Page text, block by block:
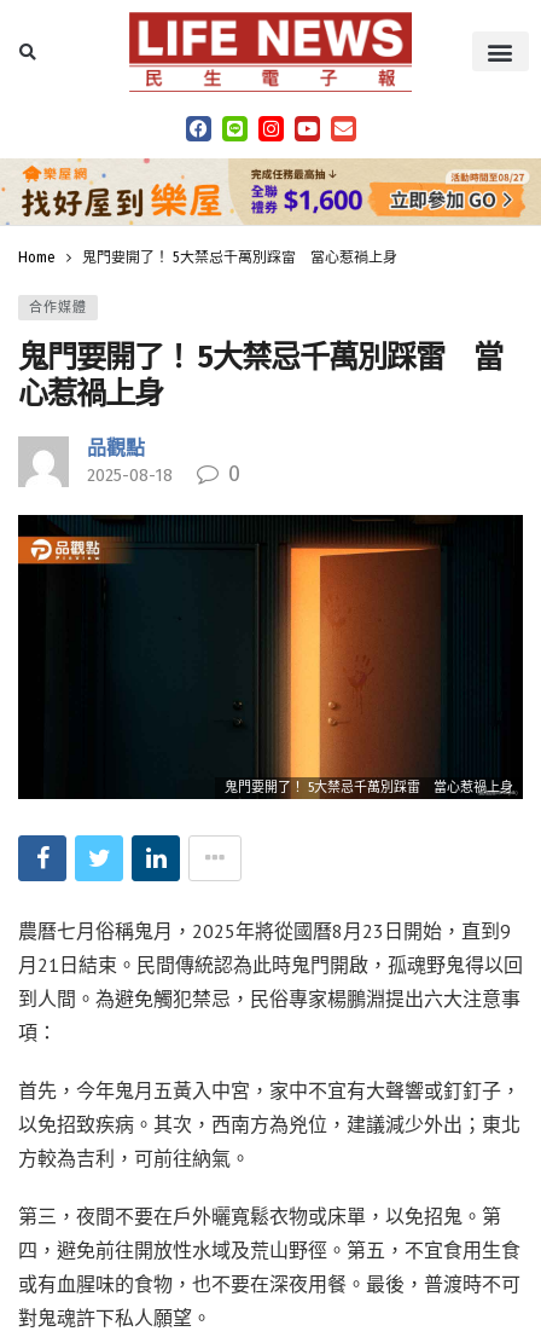
Home 鬼門要開了！ 5大禁忌千萬別踩雷 當心惹禍上身
合作媒體
鬼門要開了！ 5大禁忌千萬別踩雷 當
心惹禍上身
品觀點
2025-08-18 0
鬼門要開了！ 5大禁忌千萬別踩雷 當心惹禍上身
農曆七月俗稱鬼月，2025年將從國曆8月23日開始，直到9
月21日結束。民間傳統認為此時鬼門開啟，孤魂野鬼得以回
到人間。為避免觸犯禁忌，民俗專家楊鵬淵提出六大注意事
項：
首先，今年鬼月五黃入中宮，家中不宜有大聲響或釘釘子，
以免招致疾病。其次，西南方為兇位，建議減少外出；東北
方較為吉利，可前往納氣。
第三，夜間不要在戶外曬寬鬆衣物或床單，以免招鬼。第
四，避免前往開放性水域及荒山野徑。第五，不宜食用生食
或有血腥味的食物，也不要在深夜用餐。最後，普渡時不可
對鬼魂許下私人願望。